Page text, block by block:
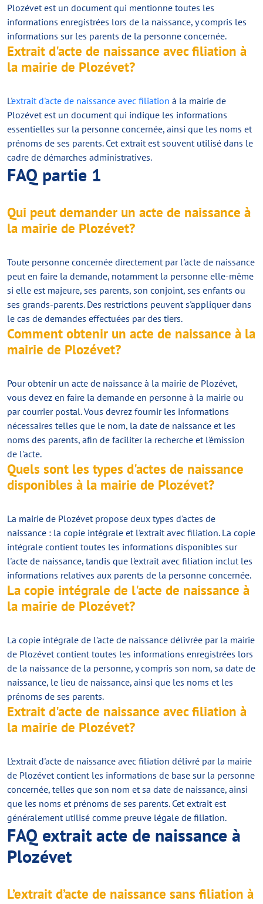
Plozévet est un document qui mentionne toutes les
informations enregistrées lors de la naissance, y compris les
informations sur les parents de la personne concernée.
Extrait d'acte de naissance avec filiation à
la mairie de Plozévet?
L'extrait d'acte de naissance avec filiation à la mairie de
Plozévet est un document qui indique les informations
essentielles sur la personne concernée, ainsi que les noms et
prénoms de ses parents. Cet extrait est souvent utilisé dans le
cadre de démarches administratives.
FAQ partie 1
Qui peut demander un acte de naissance à
la mairie de Plozévet?
Toute personne concernée directement par l'acte de naissance
peut en faire la demande, notamment la personne elle-même
si elle est majeure, ses parents, son conjoint, ses enfants ou
ses grands-parents. Des restrictions peuvent s'appliquer dans
le cas de demandes effectuées par des tiers.
Comment obtenir un acte de naissance à la
mairie de Plozévet?
Pour obtenir un acte de naissance à la mairie de Plozévet,
vous devez en faire la demande en personne à la mairie ou
par courrier postal. Vous devrez fournir les informations
nécessaires telles que le nom, la date de naissance et les
noms des parents, afin de faciliter la recherche et l'émission
de l'acte.
Quels sont les types d'actes de naissance
disponibles à la mairie de Plozévet?
La mairie de Plozévet propose deux types d'actes de
naissance : la copie intégrale et l'extrait avec filiation. La copie
intégrale contient toutes les informations disponibles sur
l'acte de naissance, tandis que l'extrait avec filiation inclut les
informations relatives aux parents de la personne concernée.
La copie intégrale de l'acte de naissance à
la mairie de Plozévet?
La copie intégrale de l'acte de naissance délivrée par la mairie
de Plozévet contient toutes les informations enregistrées lors
de la naissance de la personne, y compris son nom, sa date de
naissance, le lieu de naissance, ainsi que les noms et les
prénoms de ses parents.
Extrait d'acte de naissance avec filiation à
la mairie de Plozévet?
L'extrait d'acte de naissance avec filiation délivré par la mairie
de Plozévet contient les informations de base sur la personne
concernée, telles que son nom et sa date de naissance, ainsi
que les noms et prénoms de ses parents. Cet extrait est
généralement utilisé comme preuve légale de filiation.
FAQ extrait acte de naissance à
Plozévet
L’extrait d’acte de naissance sans filiation à